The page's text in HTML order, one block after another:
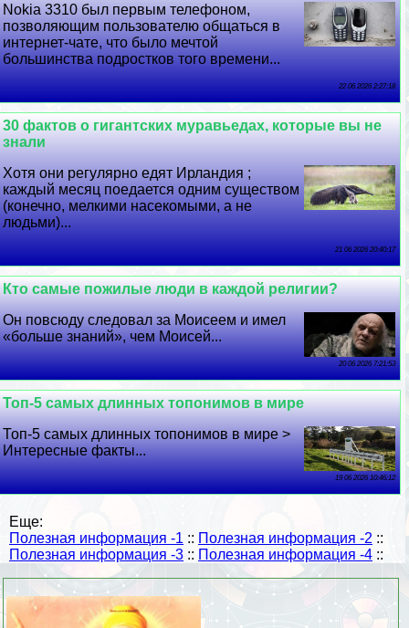
Nokia 3310 был первым телефоном,
позволяющим пользователю общаться в
интернет-чате, что было мечтой
большинства подростков того времени...
22 06 2026 2:27:18
30 фактов о гигантских муравьедах, которые вы не
знали
Хотя они регулярно едят Ирландия ;
каждый месяц поедается одним существом
(конечно, мелкими насекомыми, а не
людьми)...
21 06 2026 20:40:17
Кто самые пожилые люди в каждой религии?
Он повсюду следовал за Моисеем и имел
«больше знаний», чем Моисей...
20 06 2026 7:21:53
Топ-5 самых длинных топонимов в мире
Топ-5 самых длинных топонимов в мире >
Интересные факты...
19 06 2026 10:46:12
Еще:
Полезная информация -1 :: Полезная информация -2 ::
Полезная информация -3 :: Полезная информация -4 ::